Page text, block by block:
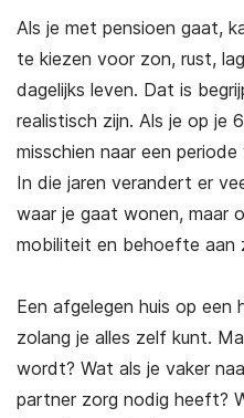
Als je met pensioen gaat,
te kiezen voor zon, rust,
dagelijks leven. Dat is
realistisch zijn. Als je op je
misschien naar een
In die jaren verandert er
waar je gaat wonen, maar
mobiliteit en behoefte aan
Een afgelegen huis op een
zolang je alles zelf kunt.
wordt? Wat als je vaker
partner zorg nodig heeft?